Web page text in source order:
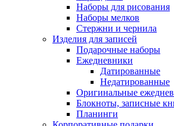
Наборы для рисования
Наборы мелков
Стержни и чернила
Изделия для записей
Подарочные наборы
Ежедневники
Датированные
Недатированные
Оригинальные
Блокноты, записные
Планинги